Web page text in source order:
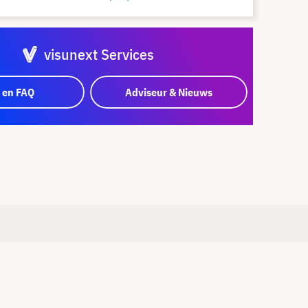
visunext Services
FAQ Adviseur & Nieuws